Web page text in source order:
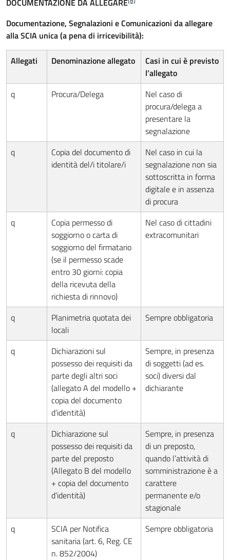
DOCUMENTAZIONE DA ALLEGARE
Documentazione, Segnalazioni e Comunicazioni da allegare
alla SCIA unica (a pena di irricevibilità):
Allegati Denominazione allegato
Casi in cui è previsto
l’allegato
q
Procura/Delega
Nel caso di
procura/delega a
presentare la
segnalazione
q
Copia del documento di
identità del/i titolare/i
Nel caso in cui la
segnalazione non sia
sottoscritta in forma
digitale e in assenza
di procura
q
Copia permesso di
soggiorno o carta di
soggiorno del firmatario
(se il permesso scade
entro 30 giorni: copia
della ricevuta della
richiesta di rinnovo)
Nel caso di cittadini
extracomunitari
q
Planimetria quotata dei
locali
Sempre obbligatoria
q
Dichiarazioni sul
possesso dei requisiti da
parte degli altri soci
(allegato A del modello +
copia del documento
d’identità)
Sempre, in presenza
di soggetti (ad es.
soci) diversi dal
dichiarante
q
Dichiarazione sul
possesso dei requisiti da
parte del preposto
(Allegato B del modello
+ copia del documento
d’identità)
Sempre, in presenza
di un preposto,
quando l’attività di
somministrazione è a
carattere
permanente e/o
stagionale
q
SCIA per Notifica
sanitaria (art. 6, Reg. CE
n. 852/2004)
Sempre obbligatoria